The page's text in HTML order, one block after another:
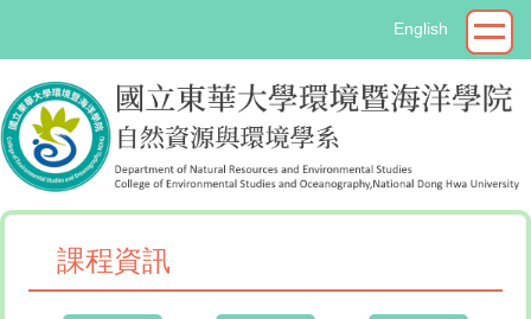
要
內
容
區
English
課程資訊